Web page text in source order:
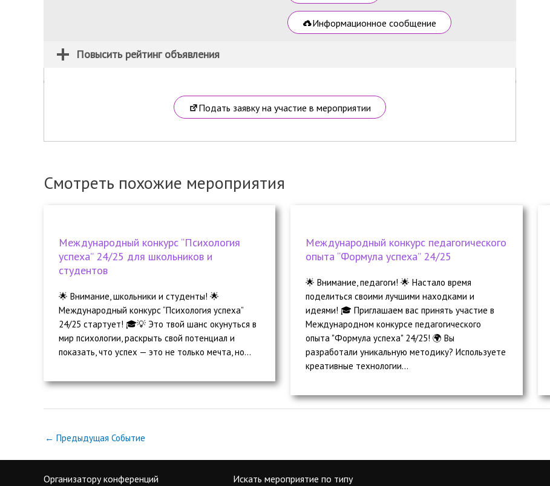
Информационное сообщение
Повысить рейтинг объявления
Подать заявку на участие в мероприятии
Смотреть похожие мероприятия
Международный конкурс “Психология
успеха” 24/25 для школьников и
студентов
🌟 Внимание, школьники и студенты! 🌟
Международный конкурс “Психология успеха”
24/25 стартует! 🎓💡 Это твой шанс окунуться в
мир психологии, раскрыть свой потенциал и
показать, что успех — это не только мечта, но...
Международный конкурс педагогического
опыта “Формула успеха” 24/25
🌟 Внимание, педагоги! 🌟 Настало время
поделиться своими лучшими находками и
идеями! 🎓 Приглашаем вас принять участие в
Международном конкурсе педагогического
опыта "Формула успеха" 24/25! 🌍 Вы
разработали уникальную методику? Используете
креативные технологии...
← Предыдущая Событие
Организатору конференций Искать мероприятие по типу